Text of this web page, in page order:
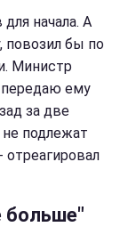
начала. А
бы по
Министр
передаю ему
за две
подлежат
больше"